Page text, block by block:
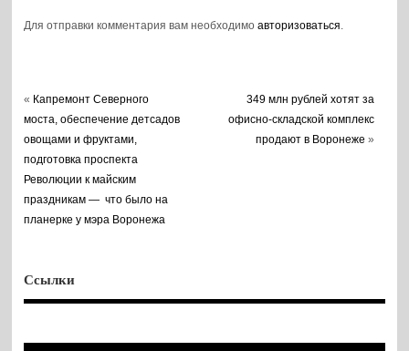
Для отправки комментария вам необходимоавторизоваться.
« Капремонт Северного
моста, обеспечение детсадов
овощами и фруктами,
подготовка проспекта
Революции к майским
праздникам — что было на
планерке у мэра Воронежа
349 млн рублей хотят за
офисно-складской комплекс
продают в Воронеже »
Ссылки